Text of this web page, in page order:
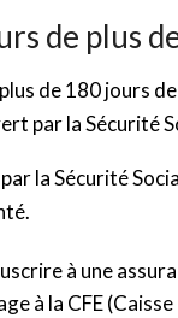
de plus
de 180 jours
par la Sécurité
la Sécurité
à une
à la CFE